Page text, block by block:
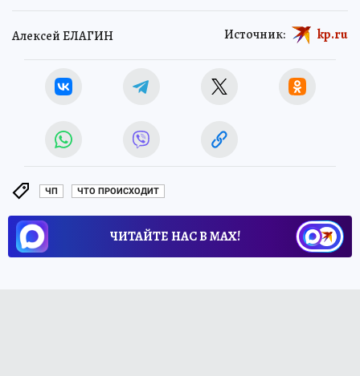
Алексей ЕЛАГИН Источник: kp.ru
ЧП ЧТО ПРОИСХОДИТ
ЧИТАЙТЕ НАС В МАХ!